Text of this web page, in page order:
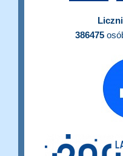
386475